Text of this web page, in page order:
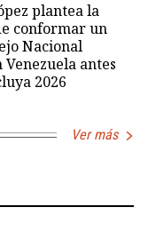
plantea la
conformar un
Nacional
antes
2026
Ver más